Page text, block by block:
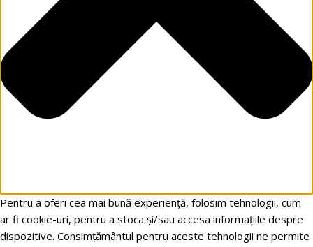
Pentru a oferi cea mai bună experiență, folosim tehnologii, cum
ar fi cookie-uri, pentru a stoca și/sau accesa informațiile despre
dispozitive. Consimțământul pentru aceste tehnologii ne permite